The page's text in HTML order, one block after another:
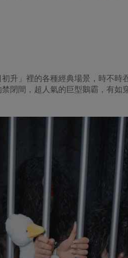
升」裡的各種經典場景，時不時
閉間，超人氣的巨型鵝霸，有如